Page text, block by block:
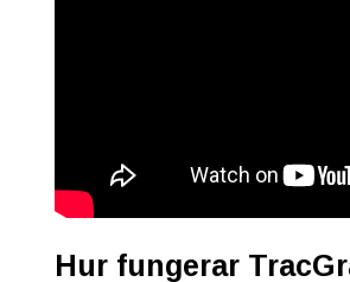
Hur fungerar